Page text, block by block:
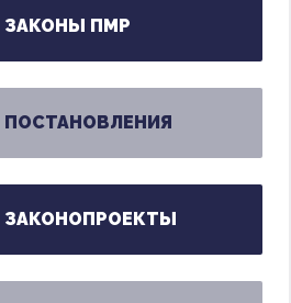
ЗАКОНЫ ПМР
ПОСТАНОВЛЕНИЯ
ЗАКОНОПРОЕКТЫ